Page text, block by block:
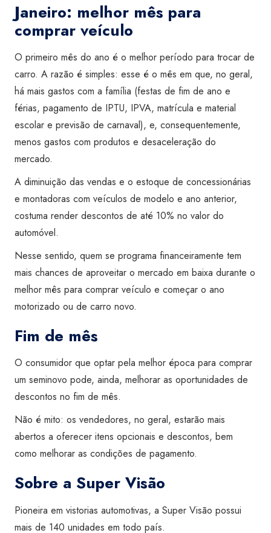
Janeiro: melhor mês para
comprar veículo
O primeiro mês do ano é o melhor período para trocar de
carro. A razão é simples: esse é o mês em que, no geral,
há mais gastos com a família (festas de fim de ano e
férias, pagamento de IPTU, IPVA, matrícula e material
escolar e previsão de carnaval), e, consequentemente,
menos gastos com produtos e desaceleração do
mercado.
A diminuição das vendas e o estoque de concessionárias
e montadoras com veículos de modelo e ano anterior,
costuma render descontos de até 10% no valor do
automóvel.
Nesse sentido, quem se programa financeiramente tem
mais chances de aproveitar o mercado em baixa durante o
melhor mês para comprar veículo e começar o ano
motorizado ou de carro novo.
Fim de mês
O consumidor que optar pela melhor época para comprar
um seminovo pode, ainda, melhorar as oportunidades de
descontos no fim de mês.
Não é mito: os vendedores, no geral, estarão mais
abertos a oferecer itens opcionais e descontos, bem
como melhorar as condições de pagamento.
Sobre a Super Visão
Pioneira em vistorias automotivas, a Super Visão possui
mais de 140 unidades em todo país.